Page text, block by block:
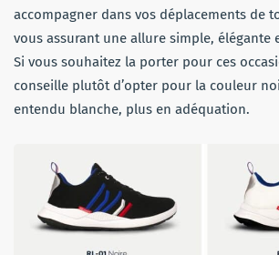
accompagner dans vos déplacements de
vous assurant une allure simple, élégante
Si vous souhaitez la porter pour ces
conseille plutôt d’opter pour la couleur
entendu blanche, plus en adéquation.